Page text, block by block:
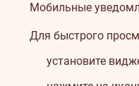
Мобильные
Для быстрого
установите